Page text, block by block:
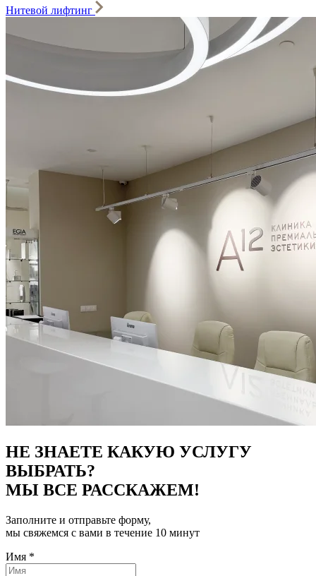
Нитевой лифтинг
НЕ ЗНАЕТЕ КАКУЮ УСЛУГУ
ВЫБРАТЬ?
МЫ ВСЕ РАССКАЖЕМ!
Заполните и отправьте форму,
мы свяжемся с вами в течение 10 минут
Имя *